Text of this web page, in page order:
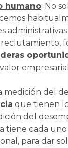
humano: No
medición del
que tienen
del
tiene cada
para dar